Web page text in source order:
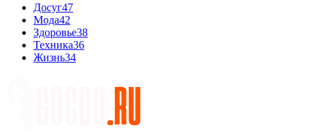
Досуг47
Мода42
Здоровье38
Техника36
Жизнь34